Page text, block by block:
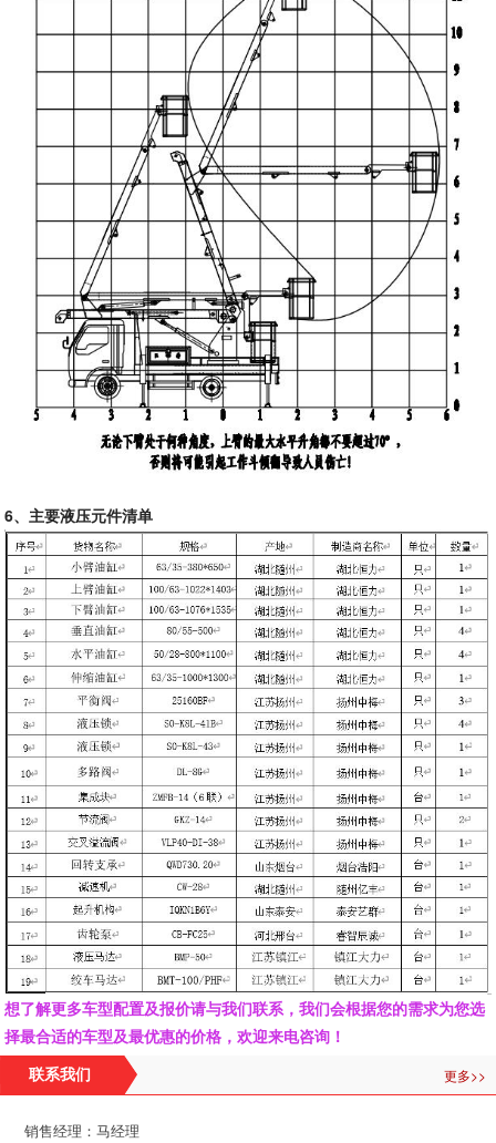
6、主要液压元件清单
想了解更多车型配置及报价请与我们联系，我们会根据您的需求为您选
择最合适的车型及最优惠的价格，欢迎来电咨询！
联系我们 更多>>
销售经理：马经理